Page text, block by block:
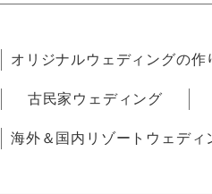
オリジナルウェディングの作
古民家ウェディング
海外＆国内リゾートウェディ